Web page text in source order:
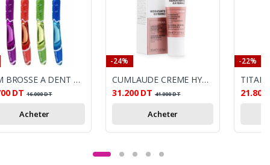
GUM BROSSE A DENT TECHNIQUE PRO SOUPLE
DT 16.000DT
Acheter
-24%
CUMLAUDE CREME HYDRATANTE VAGINALE EXTERNE 30ML
31.200 DT 41.000DT
Acheter
-22%
21.800